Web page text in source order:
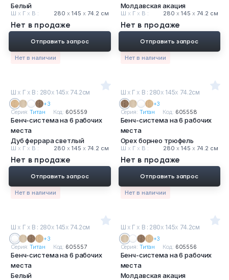
Белый
Ш х Г х В : 280 х145 х74.2 см
Нет в продаже
Нет в наличии
Отправить запрос
Молдавская акация
Ш х Г х В : 280 х 145 х 74.2 см
Нет в продаже
Нет в наличии
Отправить запрос
Ш х Г х В : 280х 145х 74.2см
+3
Серия:Титан Код: 605559
Бенч-система на 6 рабочих
места
Дуб феррара светлый
Ш х Г х В : 280 х145 х74.2 см
Нет в продаже
Нет в наличии
Отправить запрос
Ш х Г х В : 280х 145х 74.2см
+3
Серия: Титан Код: 605558
Бенч-система на 6 рабочих
места
Орех борнео трюфель
Ш х Г х В : 280 х 145 х 74.2 см
Нет в продаже
Нет в наличии
Отправить запрос
Ш х Г х В : 280х 145х 74.2см
+3
Серия:Титан Код: 605557
Бенч-система на 6 рабочих
места
Белый
Ш х Г х В : 280х 145х 74.2см
+3
Серия: Титан Код: 605556
Бенч-система на 6 рабочих
места
Молдавская акация